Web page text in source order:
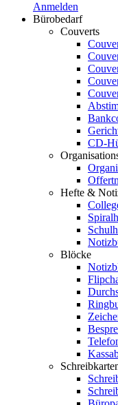
Anmelden
Bürobedarf
Couverts
CD-
Hefte &
Blöcke